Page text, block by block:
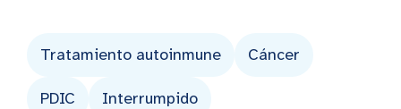
Tratamiento autoinmune Cáncer
PDIC Interrumpido